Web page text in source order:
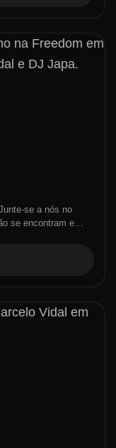
se a nós no
se encontram e…